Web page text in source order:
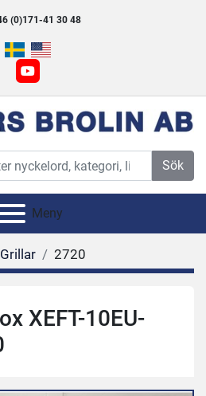
(0)171-41 30 48
youtube
Sök
Meny
2720
XEFT-10EU-